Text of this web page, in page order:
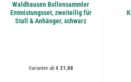
Waldhausen Bollensammler
Entmistungsset, zweiteilig für
Stall & Anhänger, schwarz
Varianten ab€ 21,88